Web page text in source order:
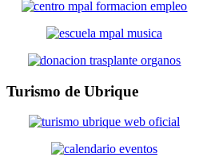
Turismo de Ubrique